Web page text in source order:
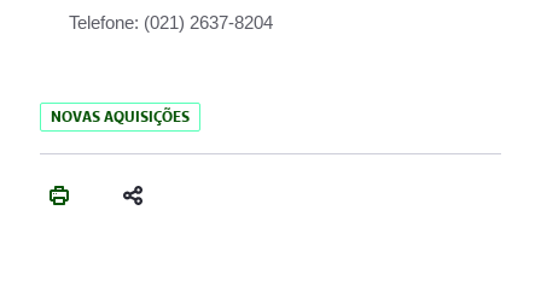
Telefone: (021) 2637-8204
NOVAS AQUISIÇÕES